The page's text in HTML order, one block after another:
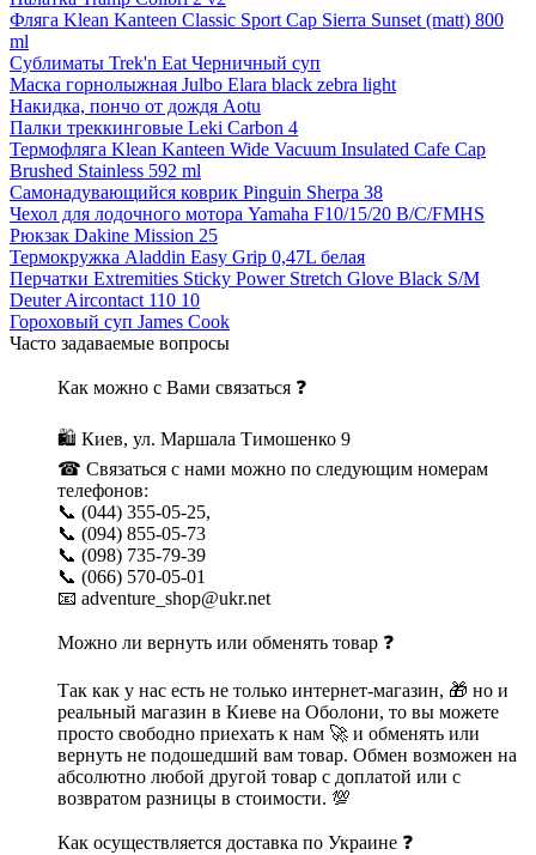
Фляга Klean Kanteen Classic Sport Cap Sierra Sunset (matt) 800
ml
Сублиматы Trek'n Eat Черничный суп
Маска горнолыжная Julbo Elara black zebra light
Накидка, пончо от дождя Aotu
Палки треккинговые Leki Carbon 4
Термофляга Klean Kanteen Wide Vacuum Insulated Cafe Cap
Brushed Stainless 592 ml
Самонадувающийся коврик Pinguin Sherpa 38
Чехол для лодочного мотора Yamaha F10/15/20 B/C/FMHS
Рюкзак Dakine Mission 25
Термокружка Aladdin Easy Grip 0,47L белая
Перчатки Extremities Sticky Power Stretch Glove Black S/M
Deuter Aircontact 110 10
Гороховый суп James Cook
Часто задаваемые вопросы
Как можно с Вами связаться ❓
🛍 Киев, ул. Маршала Тимошенко 9
☎ Связаться с нами можно по следующим номерам
телефонов:
📞 (044) 355-05-25,
📞 (094) 855-05-73
📞 (098) 735-79-39
📞 (066) 570-05-01
📧 adventure_shop@ukr.net
Можно ли вернуть или обменять товар ❓
Так как у нас есть не только интернет-магазин, 🎁 но и
реальный магазин в Киеве на Оболони, то вы можете
просто свободно приехать к нам 🚀 и обменять или
вернуть не подошедший вам товар. Обмен возможен на
абсолютно любой другой товар с доплатой или с
возвратом разницы в стоимости. 💯
Как осуществляется доставка по Украине ❓